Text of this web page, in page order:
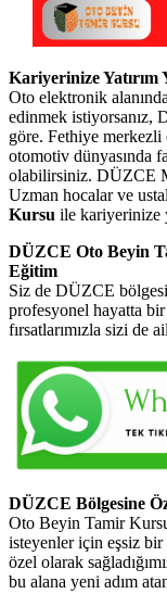
Kariyerinize Yatırım
Oto elektronik
edinmek istiyorsanız,
göre. Fethiye merkezli
otomotiv dünyasında
olabilirsiniz. DÜZCE
Uzman hocalar ve
Kursu ile kariyerinize
DÜZCE Oto Beyin
Eğitim
Siz de DÜZCE
profesyonel hayatta
fırsatlarımızla sizi de
DÜZCE Bölgesine
Oto Beyin Tamir
isteyenler için eşsiz
özel olarak
bu alana yeni adım